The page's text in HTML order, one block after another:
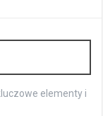
elementy i